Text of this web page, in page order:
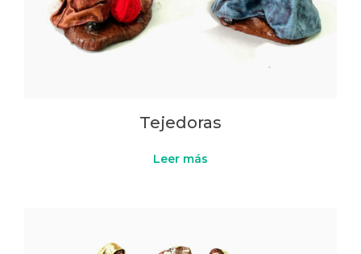
Tejedoras
Leer más